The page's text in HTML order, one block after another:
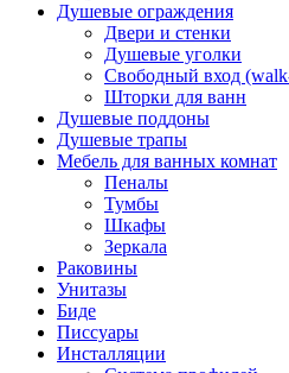
Душевые ограждения
Двери и стенки
Душевые уголки
Свободный вход
Шторки для ванн
Душевые поддоны
Душевые трапы
Мебель для ванных комнат
Пеналы
Тумбы
Шкафы
Зеркала
Раковины
Унитазы
Биде
Писсуары
Инсталляции